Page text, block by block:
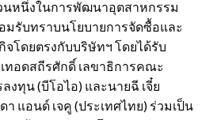
นหนึ่งในการพัฒนาอุตสาหกรรม
มรับทราบนโยบายการจัดซื้อและ
จโดยตรงกับบริษัทฯ โดยได้รับ
ทอดสถีรศักดิ์ เลขาธิการคณะ
งทุน (บีโอไอ) และนายฉี เจี๋ย
แอนด์ เจคู (ประเทศไทย) ร่วมเป็น